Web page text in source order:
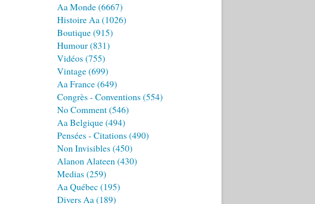
Aa Monde(6667)
Histoire Aa(1026)
Boutique(915)
Humour(831)
Vidéos (755)
Vintage(699)
Aa France(649)
Congrès - Conventions (554)
No Comment(546)
Aa Belgique(494)
Pensées - Citations (490)
Non Invisibles (450)
Alanon Alateen(430)
Medias (259)
Aa Québec (195)
Divers Aa(189)